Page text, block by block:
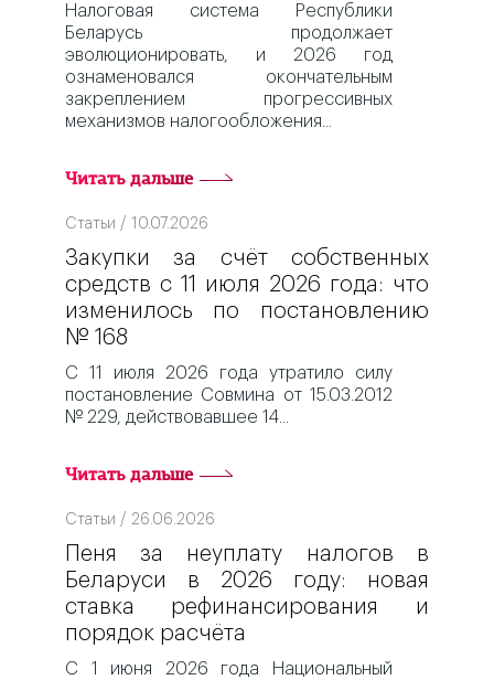
Налоговая система Республики
Беларусь продолжает
эволюционировать, и 2026 год
ознаменовался окончательным
закреплением прогрессивных
механизмов налогообложения
Читать дальше
Статьи / 10.07.2026
Закупки за счёт собственных
средств с 11 июля 2026 года: что
изменилось по постановлению
№ 168
С 11 июля 2026 года утратило силу
постановление Совмина от 15.03.2012
№ 229, действовавшее 14
Читать дальше
Статьи / 26.06.2026
Пеня за неуплату налогов в
Беларуси в 2026 году: новая
ставка рефинансирования и
порядок расчёта
С 1 июня 2026 года Национальный